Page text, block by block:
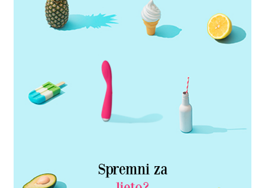
Spremni za